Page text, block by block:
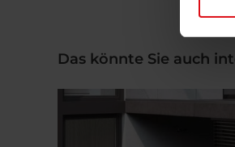
Das könnte Sie auch